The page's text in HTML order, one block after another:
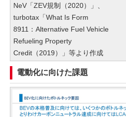
NeV「ZEV規制（2020）」、
turbotax「What Is Form
8911：Alternative Fuel Vehicle
Refueling Property
Credit（2019）」等より作成
電動化に向けた課題